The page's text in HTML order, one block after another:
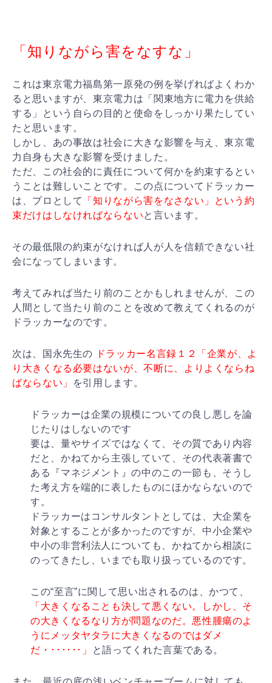
「知りながら害をなすな」
これは東京電力福島第一原発の例を挙げればよくわか
ると 思いますが、東京電力は「関東地方に電力を供給
する」と いう自らの目的と使命をしっかり果たしてい
たと思います 。
しかし、あの事故は社会に大きな影響を与え、東京電
力自身も大きな影響を受けました。
ただ、この社会的に責任について何かを約束するとい
うこ とは難しいことです。この点についてドラッカー
は、プロ として
「知りながら害をなさない」という約
束だけはしなければならないと言います。
その最低限の約束がなければ人が人を信頼できない社
会になってしまいます。
考えてみれば当たり前のことかもしれませんが、この
人間 として当たり前のことを改めて教えてくれるのが
ドラッカ ーなのです。
次は、国永先生の ドラッカー名言録１２「企業が、よ
り大きくなる必要はないが、不断に、よりよくならね
ばならない」
を引用します 。
ドラッカーは企業の規模についての良し悪しを論
じたりは しないのです
要は、量やサイズではなくて、その質であり内容
だと、かねてから主張していて、その代表著書で
ある『マネジメン ト』の中のこの一節も、そうし
た考え方を端的に表したものにほかならないので
す。
ドラッカーはコンサルタントとしては、大企業を
対象とす ることが多かったのですが、中小企業や
中小の非営利法人 についても、かねてから相談に
のってきたし、いまでも取 り扱っているのです。
この“至言”に関して思い出されるのは、かつて、
「大き くなることも決して悪くない。しかし、そ
の大きくなるな り方が問題なのだ。悪性腫瘍のよ
うにメッタヤタラに大き くなるのではダメ
だ・･･････」
と語ってくれた言葉である。